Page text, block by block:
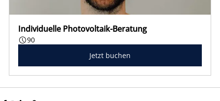
Individuelle Photovoltaik-Beratung
90
Jetzt buchen